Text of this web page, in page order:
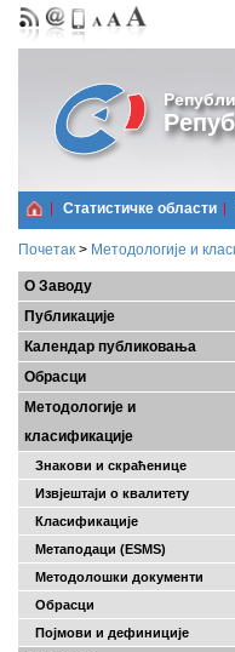
Статистичке области
Почетак > Методологије и
О Заводу
Публикације
Календар публиковања
Обрасци
Методологије и
класификације
Знакови и скраћенице
Извјештаји о квалитету
Класификације
Метаподаци (ESMS)
Методолошки документи
Обрасци
Појмови и дефиниције